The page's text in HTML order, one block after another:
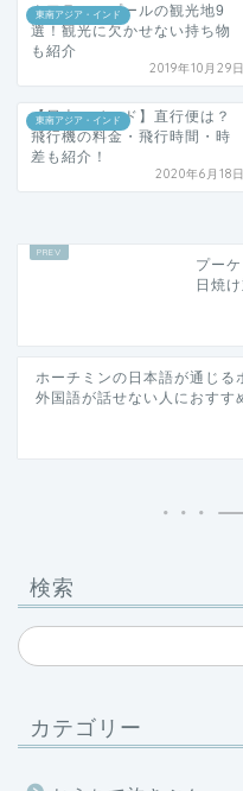
東南アジア・インド
クアラルンプールの観光地9
選！観光に欠かせない持ち物
も紹介
2019年10月29日
東南アジア・インド
【日本ーインド】直行便は？
飛行機の料金・飛行時間・時
差も紹介！
2020年6月18日
プー
日焼
ホーチミンの日本語が通じる
外国語が話せない人におすす
検索
カテゴリー